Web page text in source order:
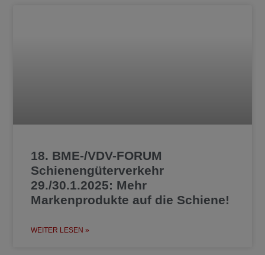
18. BME-/VDV-FORUM
Schienengüterverkehr
29./30.1.2025: Mehr
Markenprodukte auf die Schiene!
WEITER LESEN »